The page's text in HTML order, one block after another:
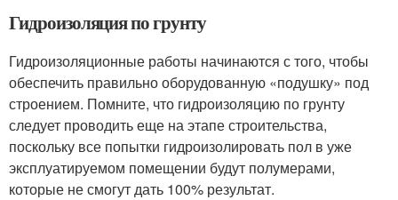
Гидроизоляция по грунту
Гидроизоляционные работы начинаются с того, чтобы
обеспечить правильно оборудованную «подушку» под
строением. Помните, что гидроизоляцию по грунту
следует проводить еще на этапе строительства,
поскольку все попытки гидроизолировать пол в уже
эксплуатируемом помещении будут полумерами,
которые не смогут дать 100% результат.